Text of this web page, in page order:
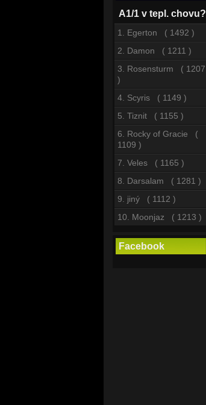
A1/1 v tepl. chovu?
1. Egerton ( 1492 )
2. Damon ( 1211 )
3. Rosensturm ( 1207
)
4. Scyris ( 1149 )
5. Tiznit ( 1155 )
6. Rocky of Gracie (
1109 )
7. Veles ( 1165 )
8. Darsalam ( 1281 )
9. jiný ( 1112 )
10. Moonjaz ( 1213 )
Facebook